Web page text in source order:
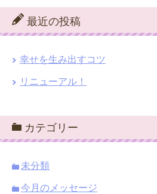
最近の投稿
幸せを生み出すコツ
リニューアル！
カテゴリー
未分類
今月のメッセージ